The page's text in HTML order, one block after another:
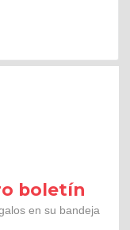
boletín
en su bandeja